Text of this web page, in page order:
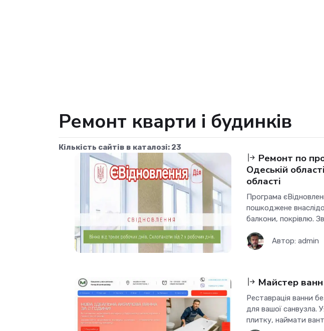
Ремонт кварти і будинків
Кількість сайтів в каталозі: 23
Ремонт по
Одеській
області
Програма
пошкоджене
балкони, покрівлю.
Автор: admin
Майстер
Реставрація ванни
для вашої санвузла.
плитку, наймати